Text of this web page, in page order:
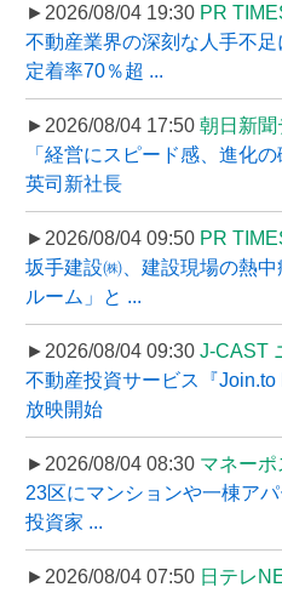
►2026/08/04 19:30 PR
不動産業界の深刻な人手不
定着率70％超 ...
►2026/08/04 17:50 朝日新
「経営にスピード感、進化
英司新社長
►2026/08/04 09:50 PR
坂手建設㈱、建設現場の熱
ルーム」と ...
►2026/08/04 09:30 J-CAST
不動産投資サービス『
放映開始
►2026/08/04 08:30 マネー
23区にマンションや一棟ア
投資家 ...
►2026/08/04 07:50 日テレ